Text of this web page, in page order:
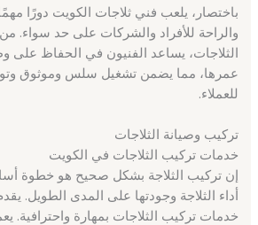
باختصار، يلعب فني ثلاجات الكويت دورًا
والراحة للأفراد والشركات على حد سواء.
الثلاجات، يساعد الفنيون في الحفاظ على
عمرها، مما يضمن تشغيل سلس وموثوق
للعملاء.
تركيب وصيانة الثلاجات
خدمات تركيب الثلاجات في الكويت
إن تركيب الثلاجة بشكل صحيح هو خطوة
أداء الثلاجة وجودتها على المدى الطويل.
خدمات تركيب الثلاجات بمهارة واحترافية.